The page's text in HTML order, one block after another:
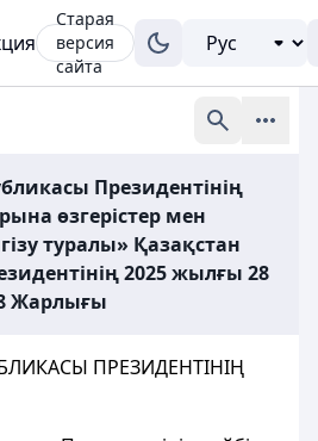
Старая
версия
сайта
Президентінің
өзгерістер мен
туралы» Қазақстан
2025 жылғы 28
Жарлығы
ПРЕЗИДЕНТІНІҢ